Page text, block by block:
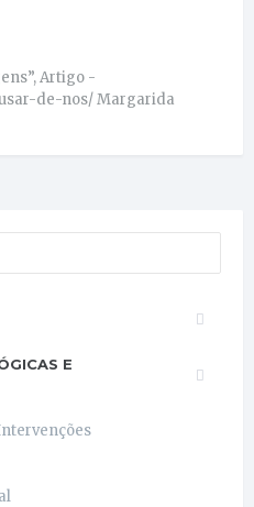
Artigo -
de-nos/ Margarida
E